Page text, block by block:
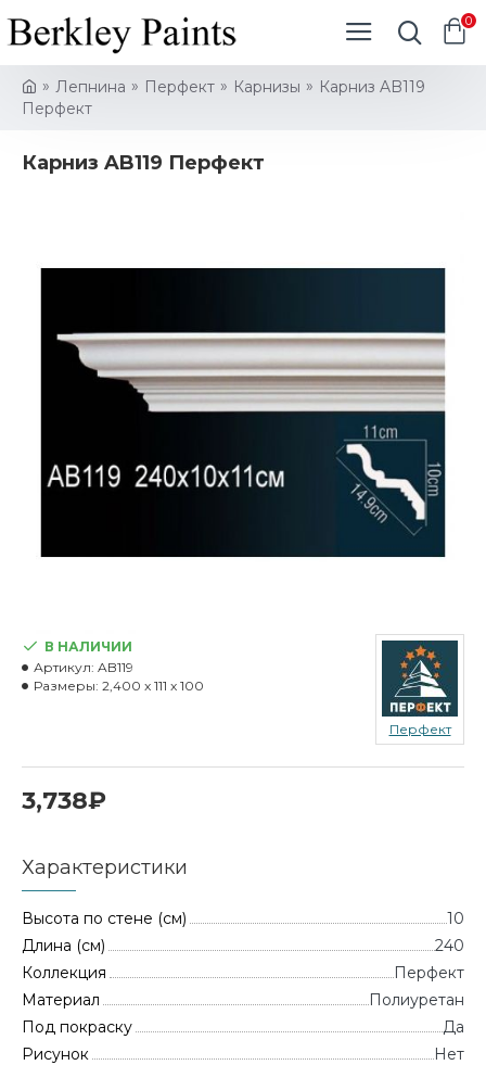
0
Лепнина Перфект Карнизы
Карниз AB119
Перфект
Карниз AB119 Перфект
3,738₽
В НАЛИЧИИ
Артикул: AB119
Размеры: 2,400 x 111 x 100
Перфект
Характеристики
Высота по стене (см)
10
Длина (см)
240
Коллекция
Перфект
Материал
Полиуретан
Под покраску
Да
Рисунок
Нет